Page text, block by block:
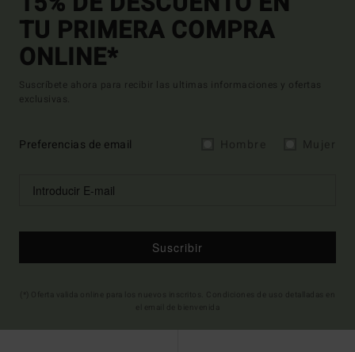
TU PRIMERA COMPRA
ONLINE*
Suscríbete ahora para recibir las ultimas informaciones y ofertas
exclusivas.
Preferencias de email
Suscribir